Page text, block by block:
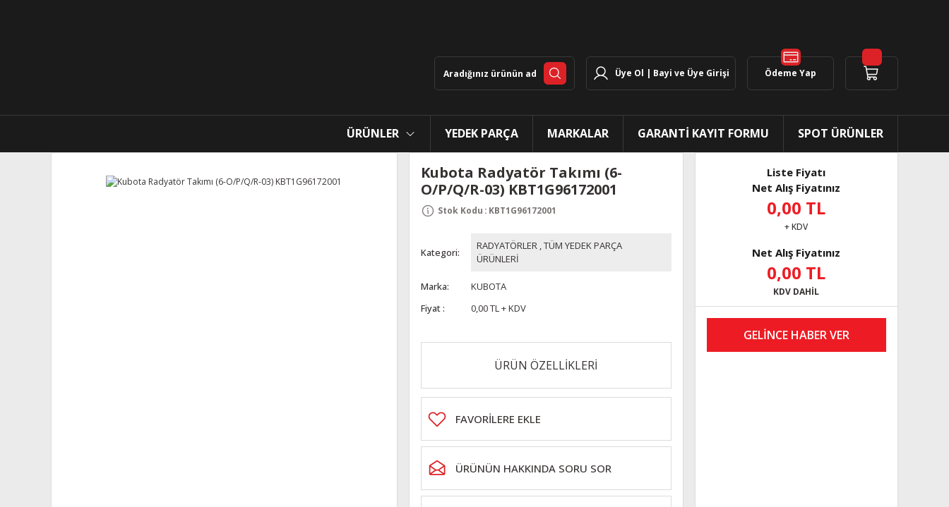
Üye Ol | Bayi ve Üye Girişi Ödeme Yap
ÜRÜNLER YEDEK PARÇA MARKALAR GARANTİ KAYIT FORMU SPOT ÜRÜNLER
Kubota Radyatör Takımı (6-
O/P/Q/R-03) KBT1G96172001
Stok Kodu : KBT1G96172001
Kategori
RADYATÖRLER ,TÜM YEDEK PARÇA
ÜRÜNLERİ
Marka
KUBOTA
Fiyat
0,00 TL + KDV
ÜRÜN ÖZELLİKLERİ
ÜRÜNÜN HAKKINDA SORU SOR
Liste Fiyatı
Net Alış Fiyatınız
0,00 TL
+ KDV
Net Alış Fiyatınız
0,00 TL
KDV DAHİL
GELİNCE HABER VER